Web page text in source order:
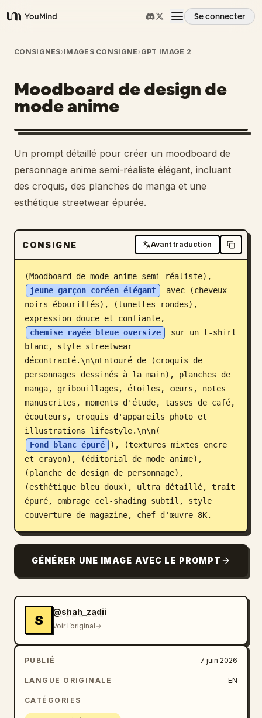
YouMind
Se connecter
Aperçu
Cas d'usage
Compétences
Invites
Tarifs
Télécharger
Blog
Mises à jour
CONSIGNES›IMAGES CONSIGNE ›GPT IMAGE 2
Moodboard de design de
mode anime
Un prompt détaillé pour créer un moodboard de
personnage anime semi-réaliste élégant, incluant
des croquis, des planches de manga et une
esthétique streetwear épurée.
CONSIGNE Avant traduction
(Moodboard de mode anime semi-réaliste),
jeune garçon coréen élégant
avec (cheveux
noirs ébouriffés), (lunettes rondes),
expression douce et confiante,
chemise rayée bleue oversize
sur un t-shirt
blanc, style streetwear
décontracté.\n\nEntouré de (croquis de
personnages dessinés à la main), planches de
manga, gribouillages, étoiles, cœurs, notes
manuscrites, moments d'étude, tasses de café,
écouteurs, croquis d'appareils photo et
illustrations lifestyle.\n\n(
Fond blanc épuré
), (textures mixtes encre
et crayon), (éditorial de mode anime),
(planche de design de personnage),
(esthétique bleu doux), ultra détaillé, trait
épuré, ombrage cel-shading subtil, style
couverture de magazine, chef-d'œuvre 8K.
GÉNÉRER UNE IMAGE AVEC LE PROMPT
S
@shah_zadii
Voir l’original
PUBLIÉ 7 juin 2026
LANGUE ORIGINALE EN
CATÉGORIES